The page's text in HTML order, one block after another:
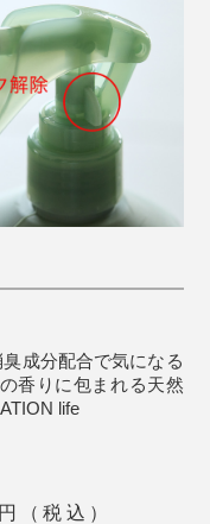
レベルで研究し、
になるニオイをス
す。
箱から漂う悪臭に
びっくり。
ているという感じ
ーションを受け、
ち着く3種のブレン
成分配合で気になる
香りに包まれる天然
life
円（税込）